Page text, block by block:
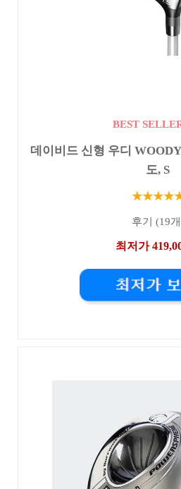
BEST
데이비드 신형 우디
도, S
후기 (19
최저가